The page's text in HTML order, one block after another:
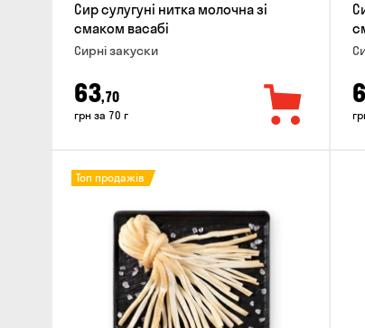
Сир сулугуні нитка молочна зі
смаком васабі
Сирні закуски
63,70
грн за 70 г
Топ продажів